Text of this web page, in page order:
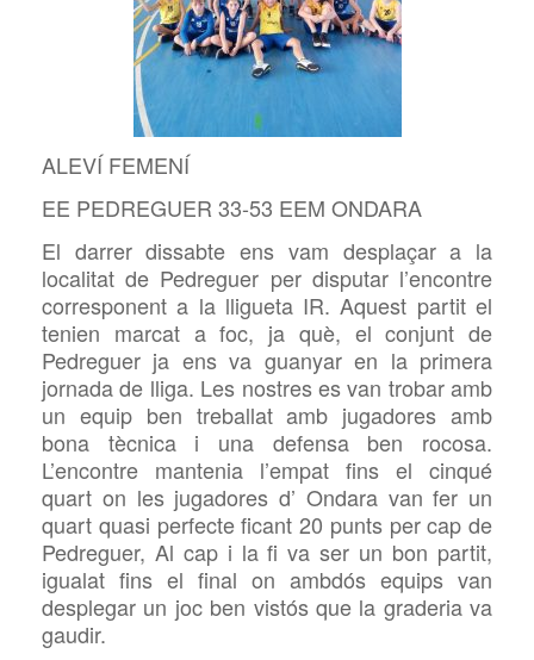
ALEVÍ FEMENÍ
EE PEDREGUER 33-53 EEM ONDARA
El darrer dissabte ens vam desplaçar a la
localitat de Pedreguer per disputar l’encontre
corresponent a la lligueta IR. Aquest partit el
tenien marcat a foc, ja què, el conjunt de
Pedreguer ja ens va guanyar en la primera
jornada de lliga. Les nostres es van trobar amb
un equip ben treballat amb jugadores amb
bona tècnica i una defensa ben rocosa.
L’encontre mantenia l’empat fins el cinqué
quart on les jugadores d’ Ondara van fer un
quart quasi perfecte ficant 20 punts per cap de
Pedreguer, Al cap i la fi va ser un bon partit,
igualat fins el final on ambdós equips van
desplegar un joc ben vistós que la graderia va
gaudir.